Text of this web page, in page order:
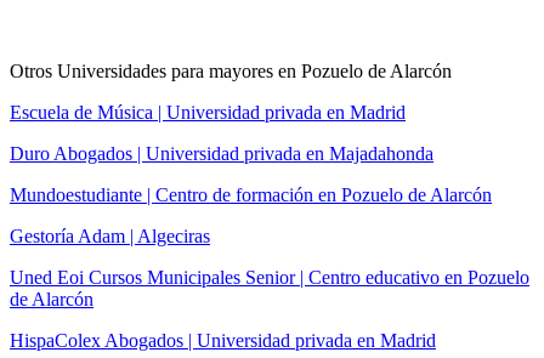
Otros Universidades para mayores en Pozuelo de Alarcón
Escuela de Música | Universidad privada en Madrid
Duro Abogados | Universidad privada en Majadahonda
Mundoestudiante | Centro de formación en Pozuelo de Alarcón
Gestoría Adam | Algeciras
Uned Eoi Cursos Municipales Senior | Centro educativo en Pozuelo
de Alarcón
HispaColex Abogados | Universidad privada en Madrid